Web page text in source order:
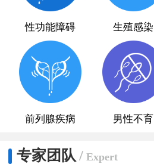
性功能障碍 生殖感染
前列腺疾病 男性不育
专家团队 / Expert